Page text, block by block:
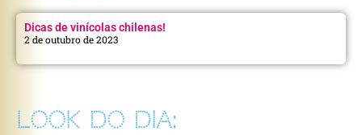
Dicas de vinícolas chilenas!
2 de outubro de 2023
LOOK DO DIA: